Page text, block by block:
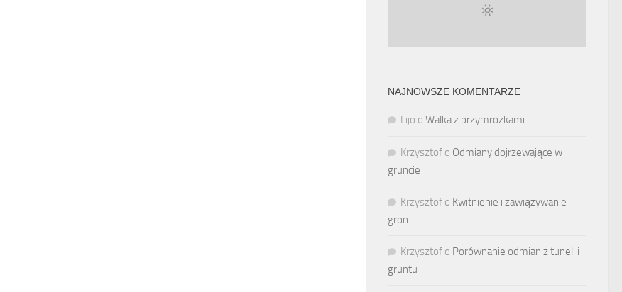
NAJNOWSZE KOMENTARZE
Lijo o Walka z przymrozkami
Krzysztof o Odmiany dojrzewające w
gruncie
Krzysztof o Kwitnienie i zawiązywanie
gron
Krzysztof o Porównanie odmian z tuneli i
gruntu